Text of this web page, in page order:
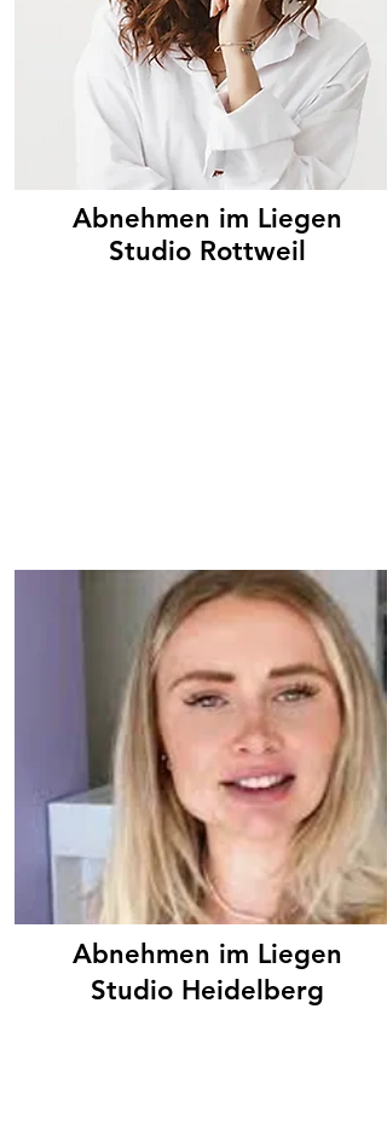
Abnehmen im Liegen
Studio Rottweil
Abnehmen im Liegen
Studio Heidelberg